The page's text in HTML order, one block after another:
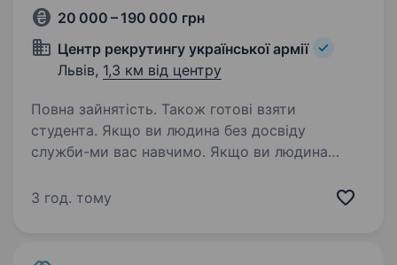
20 000 – 190 000 грн
Центр рекрутингу української армії
Львів, 1,3 км від центру
Повна зайнятість. Також готові взяти
студента. Якщо ви людина без досвіду
служби-ми вас навчимо. Якщо ви людина
ворожу кров — керуй Вампіром! Стань
3 год. тому